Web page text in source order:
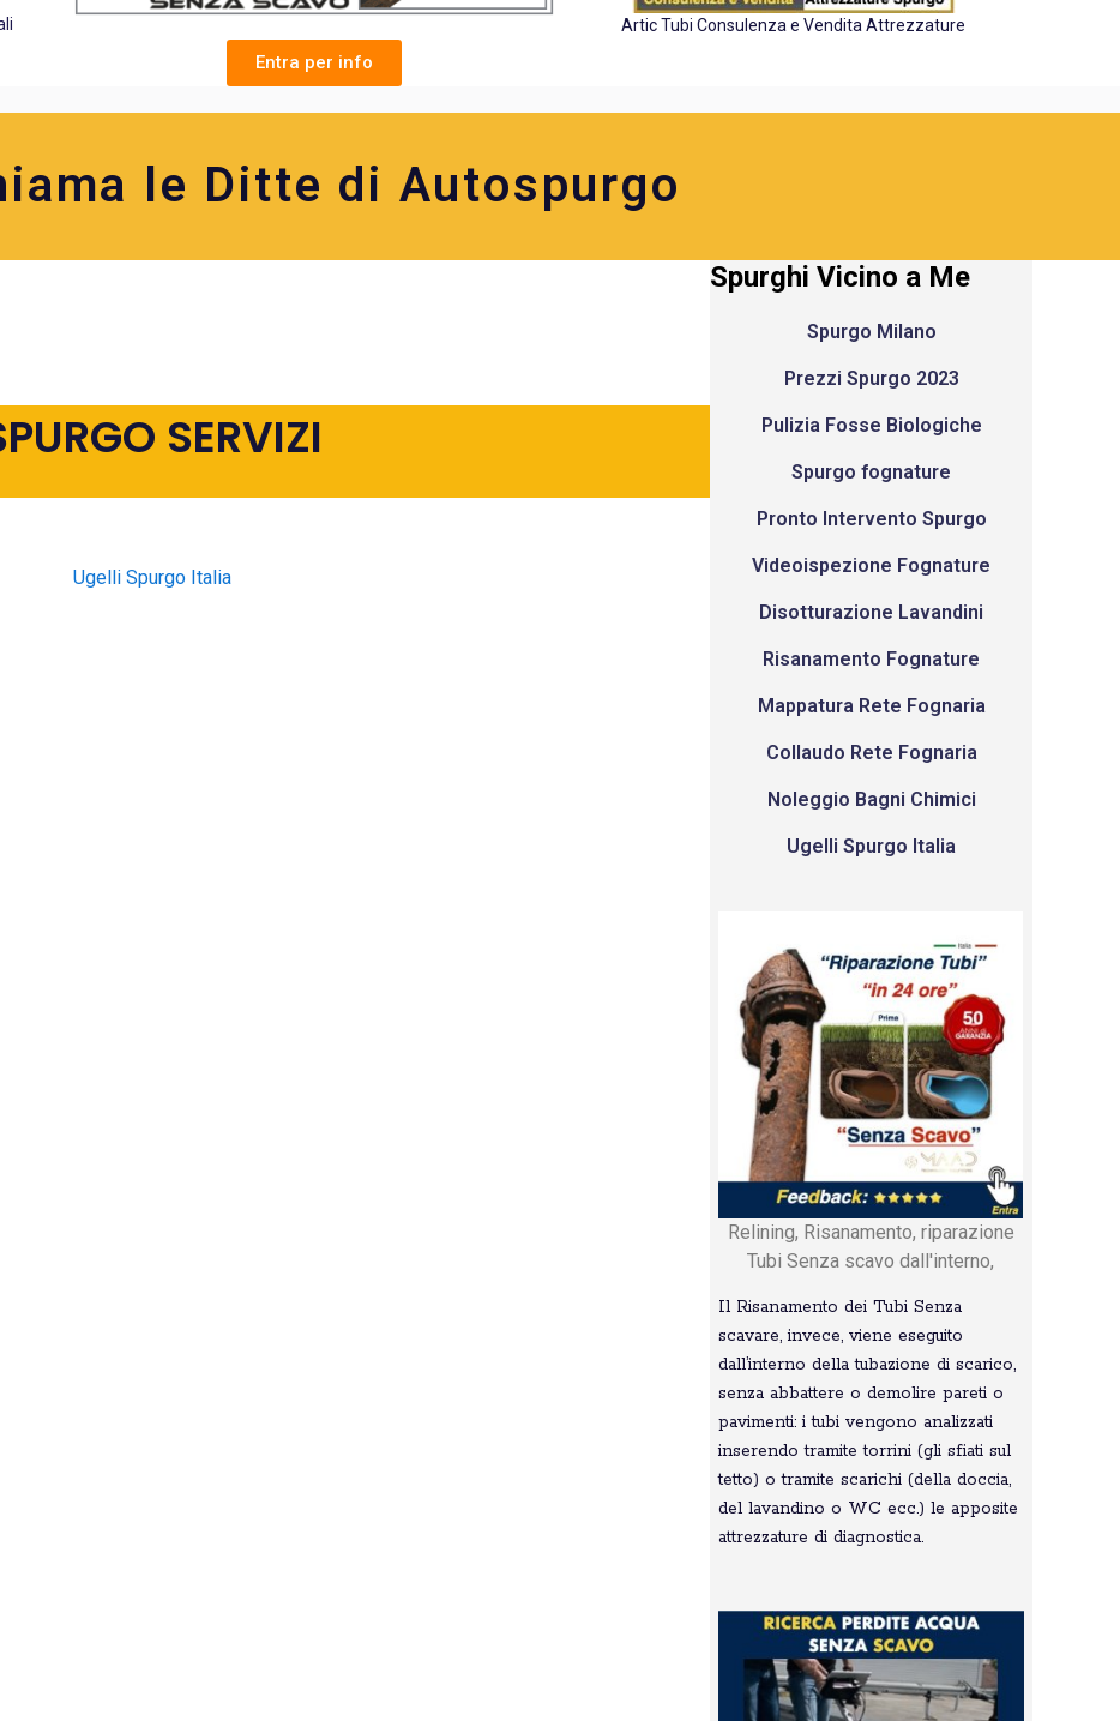
Entra per info
Artic Tubi Consulenza e Vendita Attrezzature
le Ditte di Autospurgo
SERVIZI
Ugelli Spurgo Italia
Spurghi Vicino a Me
Spurgo Milano
Prezzi Spurgo 2023
Pulizia Fosse Biologiche
Spurgo fognature
Pronto Intervento Spurgo
Videoispezione Fognature
Disotturazione Lavandini
Risanamento Fognature
Mappatura Rete Fognaria
Collaudo Rete Fognaria
Noleggio Bagni Chimici
Ugelli Spurgo Italia
Relining, Risanamento, riparazione
Tubi Senza scavo dall'interno,
Il Risanamento dei Tubi Senza
scavare, invece, viene eseguito
dall’interno della tubazione di scarico,
senza abbattere o demolire pareti o
pavimenti: i tubi vengono analizzati
inserendo tramite torrini (gli sfiati sul
tetto) o tramite scarichi (della doccia,
del lavandino o WC ecc.) le apposite
attrezzature di diagnostica.